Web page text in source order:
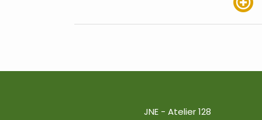
JNE - Atelier 128